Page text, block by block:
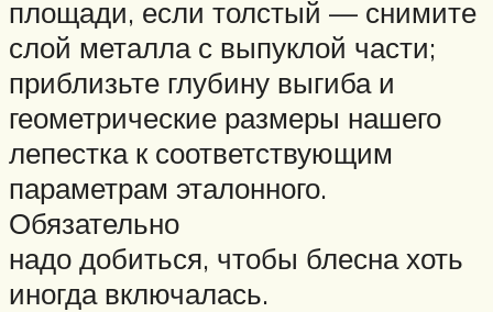
площади, если толстый — снимите
слой металла с выпуклой части;
приблизьте глубину выгиба и
геометрические размеры нашего
лепестка к соответствующим
параметрам эталонного.
Обязательно
надо добиться, чтобы блесна хоть
иногда включалась.